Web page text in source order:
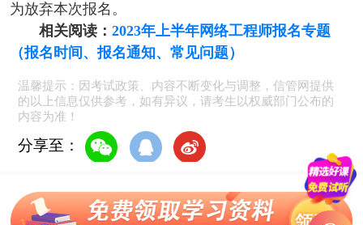
为放弃本次报名。
相关阅读： 2023年上半年网络工程师报名专题
（报名时间、报名通知、常见问题）
温馨提示：因考试政策、内容不断变化与调整，信管网提供
的以上信息仅供参考，如有异议，请考生以权威部门公布的
内容为准！
分享至：